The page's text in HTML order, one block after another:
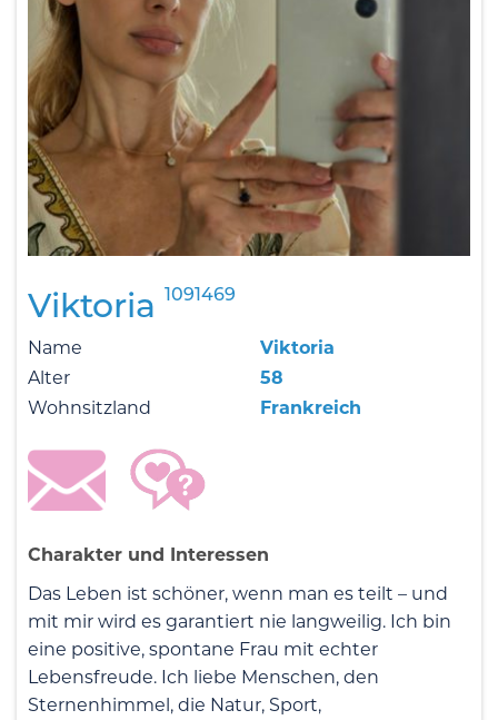
Viktoria 1091469
Name
Viktoria
Alter
58
Wohnsitzland
Frankreich
Charakter und Interessen
Das Leben ist schöner, wenn man es teilt – und
mit mir wird es garantiert nie langweilig. Ich bin
eine positive, spontane Frau mit echter
Lebensfreude. Ich liebe Menschen, den
Sternenhimmel, die Natur, Sport,